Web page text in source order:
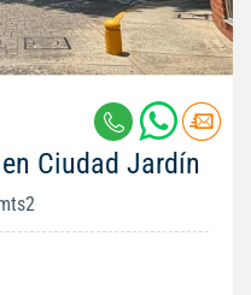
Ciudad Jardín